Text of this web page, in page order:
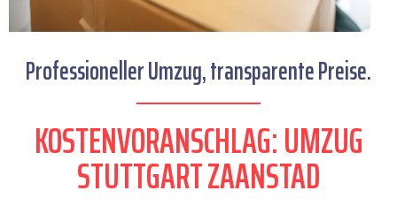
Professioneller Umzug, transparente Preise.
KOSTENVORANSCHLAG: UMZUG
STUTTGART ZAANSTAD